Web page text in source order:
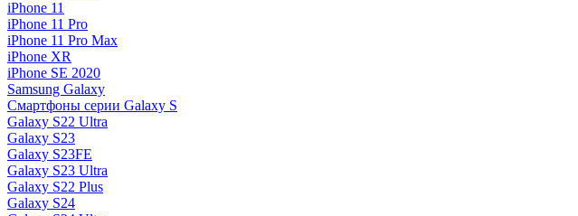
iPhone 11
iPhone 11 Pro
iPhone 11 Pro Max
iPhone XR
iPhone SE 2020
Samsung Galaxy
Смартфоны серии Galaxy S
Galaxy S22 Ultra
Galaxy S23
Galaxy S23FE
Galaxy S23 Ultra
Galaxy S22 Plus
Galaxy S24